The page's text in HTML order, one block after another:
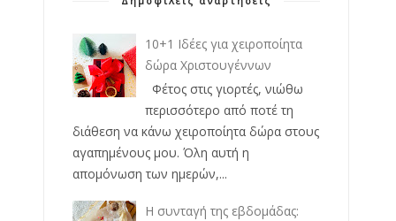
10+1 Ιδέες για χειροποίητα
δώρα Χριστουγέννων
Φέτος στις γιορτές, νιώθω
περισσότερο από ποτέ τη
διάθεση να κάνω χειροποίητα δώρα στους
αγαπημένους μου. Όλη αυτή η
απομόνωση των ημερών,...
Η συνταγή της εβδομάδας: